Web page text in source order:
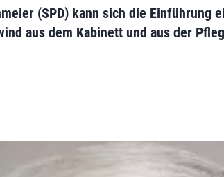
(SPD) kann sich die
aus dem Kabinett und aus der